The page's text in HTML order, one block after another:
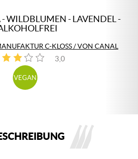
- WILDBLUMEN - LAVENDEL -
C-KLOSS / VON CANAL
3,0
1
VEGAN